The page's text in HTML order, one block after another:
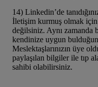
14) Linkedin’de
İletişim kurmuş olmak
değilsiniz. Aynı zamanda
kendinize uygun
Meslektaşlarınızın üye
paylaşılan bilgiler ile tıp
sahibi olabilirsiniz.